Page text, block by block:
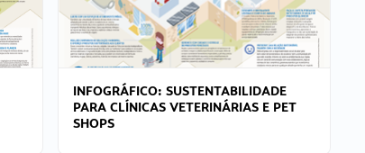
INFOGRÁFICO: SUSTENTABILIDADE
PARA CLÍNICAS VETERINÁRIAS E PET
SHOPS